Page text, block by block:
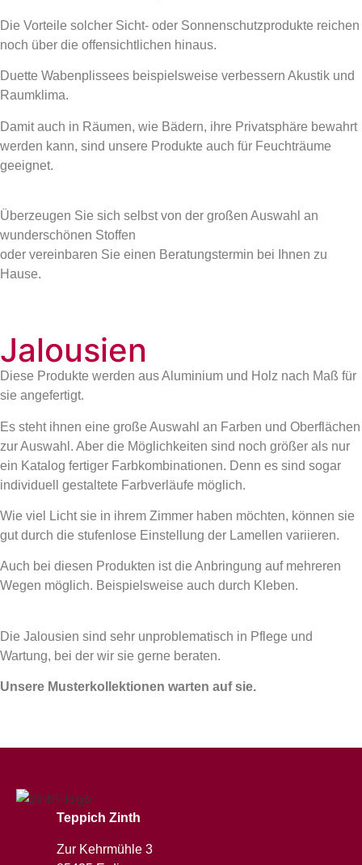
Die Vorteile solcher Sicht- oder Sonnenschutzprodukte reichen
noch über die offensichtlichen hinaus.
Duette Wabenplissees beispielsweise verbessern Akustik und
Raumklima.
Damit auch in Räumen, wie Bädern, ihre Privatsphäre bewahrt
werden kann, sind unsere Produkte auch für Feuchträume
geeignet.
Überzeugen Sie sich selbst von der großen Auswahl an
wunderschönen Stoffen
oder vereinbaren Sie einen Beratungstermin bei Ihnen zu
Hause.
Jalousien
Diese Produkte werden aus Aluminium und Holz nach Maß für
sie angefertigt.
Es steht ihnen eine große Auswahl an Farben und Oberflächen
zur Auswahl. Aber die Möglichkeiten sind noch größer als nur
ein Katalog fertiger Farbkombinationen. Denn es sind sogar
individuell gestaltete Farbverläufe möglich.
Wie viel Licht sie in ihrem Zimmer haben möchten, können sie
gut durch die stufenlose Einstellung der Lamellen variieren.
Auch bei diesen Produkten ist die Anbringung auf mehreren
Wegen möglich. Beispielsweise auch durch Kleben.
Die Jalousien sind sehr unproblematisch in Pflege und
Wartung, bei der wir sie gerne beraten.
Unsere Musterkollektionen warten auf sie.
Teppich Zinth
Zur Kehrmühle 3